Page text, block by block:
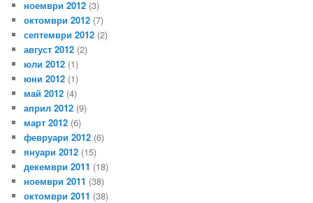
ноември 2012 (3)
октомври 2012 (7)
септември 2012 (2)
август 2012 (2)
юли 2012 (1)
юни 2012 (1)
май 2012 (4)
април 2012 (9)
март 2012 (6)
февруари 2012 (6)
януари 2012 (15)
декември 2011 (18)
ноември 2011 (38)
октомври 2011 (38)